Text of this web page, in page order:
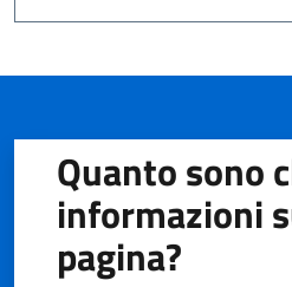
Quanto sono
informazioni
pagina?